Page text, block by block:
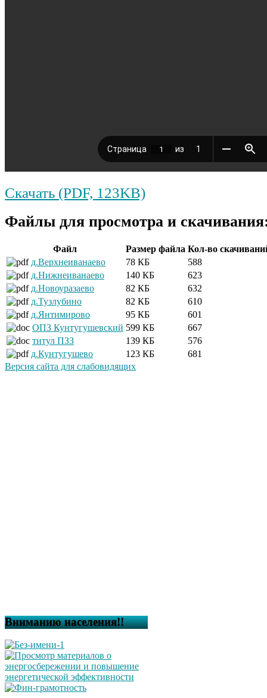
Скачать (PDF, 123KB)
Файлы для просмотра и
Файл Размер файла Кол-во
д.Верхнеиванаево
78 КБ
588
д.Нижнеиванаево
140 КБ
623
д.Новоуразаево
82 КБ
632
д.Тузлубино
82 КБ
610
д.Янтимирово
95 КБ
601
ОПЗ Кунтугушевский 599 КБ
667
титул ПЗЗ
139 КБ
576
д.Кунтугушево
123 КБ
681
Версия сайта для слабовидящих
Вниманию населения!!